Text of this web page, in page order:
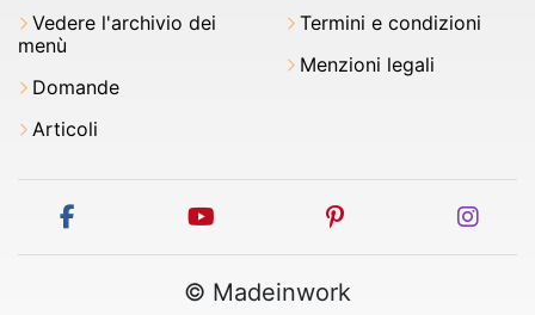
Vedere l'archivio dei
menù
Domande
Articoli
Termini e condizioni
Menzioni legali
facebook youtube pinterest
© Madeinwork